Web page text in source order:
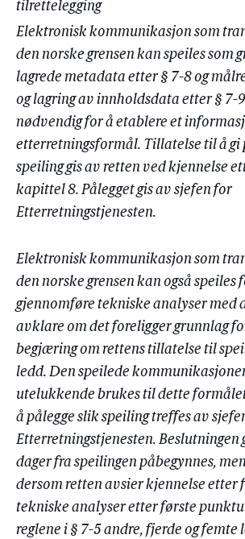
tilrettelegging
Elektronisk kommunikasjon som
den norske grensen kan speiles som
lagrede metadata etter § 7-8 og
og lagring av innholdsdata etter § 7-
nødvendig for å etablere et
etterretningsformål. Tillatelse til å gi
speiling gis av retten ved kjennelse
kapittel 8. Pålegget gis av sjefen for
Etterretningstjenesten.
Elektronisk kommunikasjon som
den norske grensen kan også speiles
gjennomføre tekniske analyser med
avklare om det foreligger grunnlag
begjæring om rettens tillatelse til
ledd. Den speilede
utelukkende brukes til dette
å pålegge slik speiling treffes av
Etterretningstjenesten. Beslutningen
dager fra speilingen påbegynnes,
dersom retten avsier kjennelse etter
tekniske analyser etter første
reglene i § 7-5 andre, fjerde og femte